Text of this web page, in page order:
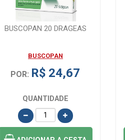
BUSCOPAN 20 DRAGEAS
BUSCOPAN
POR: R$ 24,67
QUANTIDADE